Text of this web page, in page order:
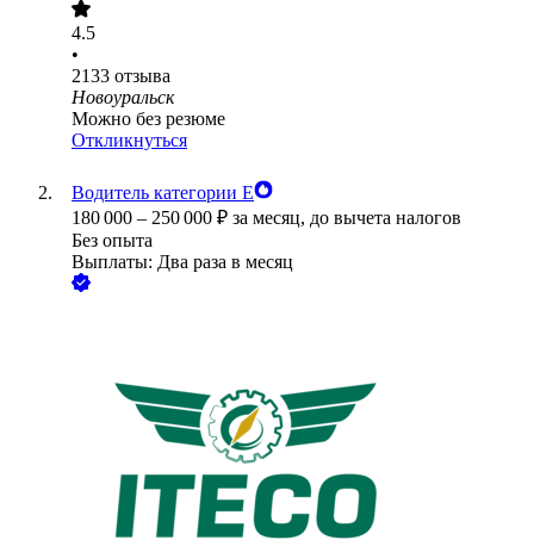
4.5
•
2133 отзыва
Новоуральск
Можно без резюме
Откликнуться
Водитель категории Е
180 000 – 250 000 ₽ за месяц, до вычета налогов
Без опыта
Выплаты: Два раза в месяц